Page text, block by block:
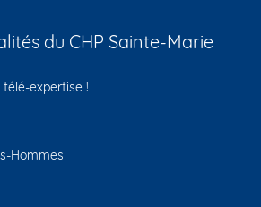
du CHP Sainte-Marie
expertise !
Hommes